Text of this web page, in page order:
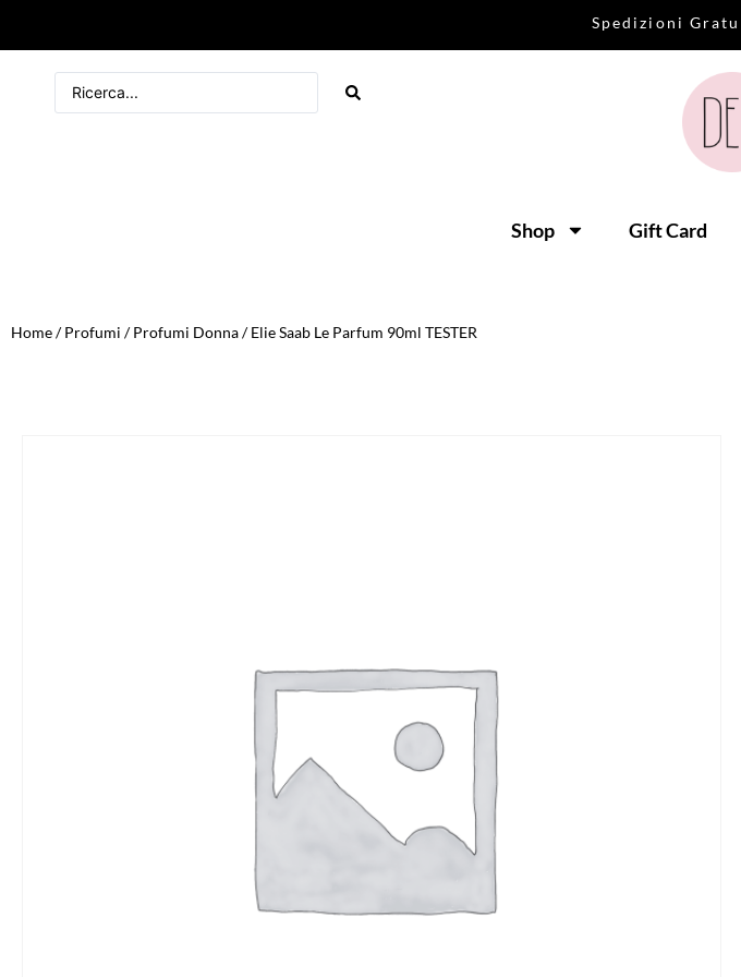
Sped izi on i Gratu
Shop Gift Card
Home/Profumi /Profumi Donna/ Elie Saab Le Parfum 90ml TESTER